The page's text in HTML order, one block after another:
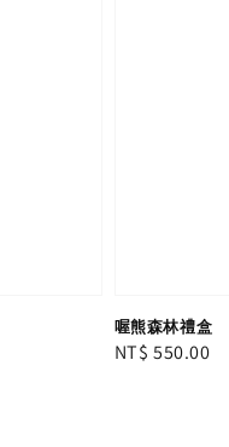
喔熊森林禮盒
Regular
NT$ 550.00